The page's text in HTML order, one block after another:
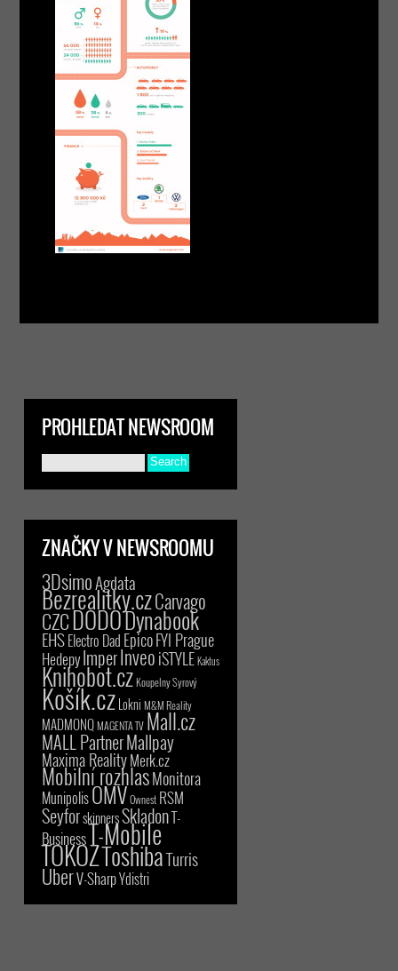
PROHLEDAT NEWSROOM
ZNAČKY V NEWSROOMU
3DsimoAgdata
Bezrealitky.czCarvago
CZCDODODynabook
EHSElectro Dad EpicoFYI Prague
HedepyImperInveoiSTYLE Kaktus
Knihobot.czKoupelny Syrový
Košík.czLokni M&M Reality
MADMONQMAGENTA TV Mall.cz
MALL PartnerMallpay
Maxima RealityMerk.cz
Mobilní rozhlasMonitora
MunipolisOMVOwnest RSM
SeyforskinnersSkladonT-
BusinessT-Mobile
TOKOZToshibaTurris
UberV-SharpYdistri